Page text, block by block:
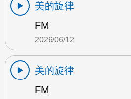
美的旋律
FM
2026/06/12
美的旋律
FM